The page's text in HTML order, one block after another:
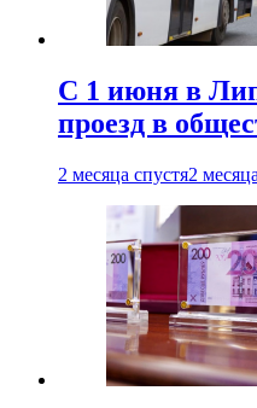
С 1 июня в
проезд в
2 месяца спустя2